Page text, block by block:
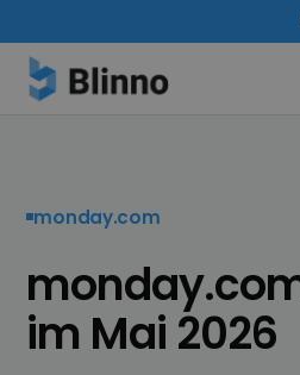
monday.com
im Mai 2026